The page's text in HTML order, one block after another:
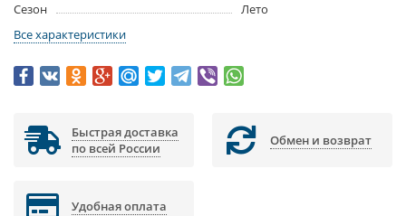
Сезон
Лето
Все характеристики
Быстрая доставка
по всей России
Обмен и возврат
Удобная оплата